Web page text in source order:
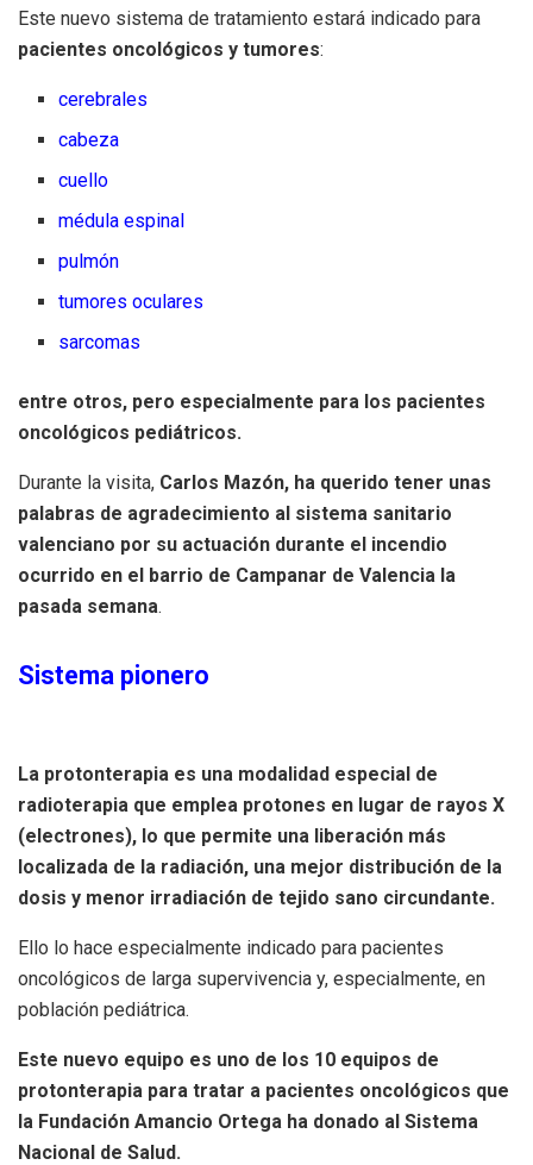
Este nuevo sistema de tratamiento estará indicado para
pacientes oncológicos y tumores:
cerebrales
cabeza
cuello
médula espinal
pulmón
tumores oculares
sarcomas
entre otros, pero especialmente para los pacientes
oncológicos pediátricos.
Durante la visita, Carlos Mazón, ha querido tener unas
palabras de agradecimiento al sistema sanitario
valenciano por su actuación durante el incendio
ocurrido en el barrio de Campanar de Valencia la
pasada semana.
Sistema pionero
La protonterapia es una modalidad especial de
radioterapia que emplea protones en lugar de rayos X
(electrones), lo que permite una liberación más
localizada de la radiación, una mejor distribución de la
dosis y menor irradiación de tejido sano circundante.
Ello lo hace especialmente indicado para pacientes
oncológicos de larga supervivencia y, especialmente, en
población pediátrica.
Este nuevo equipo es uno de los 10 equipos de
protonterapia para tratar a pacientes oncológicos que
la Fundación Amancio Ortega ha donado al Sistema
Nacional de Salud.